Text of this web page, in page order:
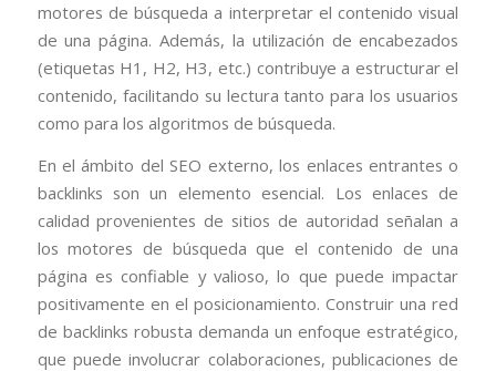
motores de búsqueda a interpretar el contenido visual
de una página. Además, la utilización de encabezados
(etiquetas H1, H2, H3, etc.) contribuye a estructurar el
contenido, facilitando su lectura tanto para los usuarios
como para los algoritmos de búsqueda.
En el ámbito del SEO externo, los enlaces entrantes o
backlinks son un elemento esencial. Los enlaces de
calidad provenientes de sitios de autoridad señalan a
los motores de búsqueda que el contenido de una
página es confiable y valioso, lo que puede impactar
positivamente en el posicionamiento. Construir una red
de backlinks robusta demanda un enfoque estratégico,
que puede involucrar colaboraciones, publicaciones de